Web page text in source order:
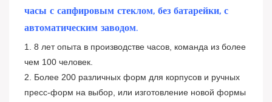
часы с сапфировым стеклом, без батарейки, с
автоматическим заводом.
1. 8 лет опыта в производстве часов, команда из более
чем 100 человек.
2. Более 200 различных форм для корпусов и ручных
пресс-форм на выбор, или изготовление новой формы